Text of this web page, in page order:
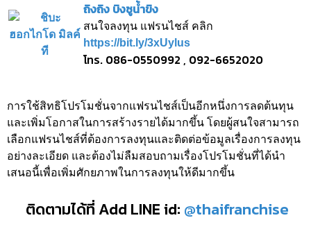
ถิงถิง บิงซูน้ำขิง
สนใจลงทุน แฟรนไชส์ คลิก
https://bit.ly/3xUylus
โทร. 086-0550992 , 092-6652020
การใช้สิทธิโปรโมชั่นจากแฟรนไชส์เป็นอีกหนึ่งการลดต้นทุน
และเพิ่มโอกาสในการสร้างรายได้มากขึ้น โดยผู้สนใจสามารถ
เลือกแฟรนไชส์ที่ต้องการลงทุนและติดต่อข้อมูลเรื่องการลงทุน
อย่างละเอียด และต้องไม่ลืมสอบถามเรื่องโปรโมชั่นที่ได้นำ
เสนอนี้เพื่อเพิ่มศักยภาพในการลงทุนให้ดีมากขึ้น
ติดตามได้ที่ Add LINE id: @thaifranchise